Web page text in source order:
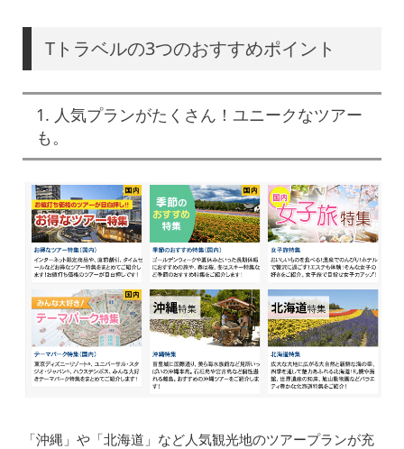
Tトラベルの3つのおすすめポイント
1. 人気プランがたくさん！ユニークなツアー
も。
「沖縄」や「北海道」など人気観光地のツアープランが充